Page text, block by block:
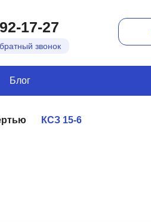
17-27
звонок
Блог
КСЗ 15-6